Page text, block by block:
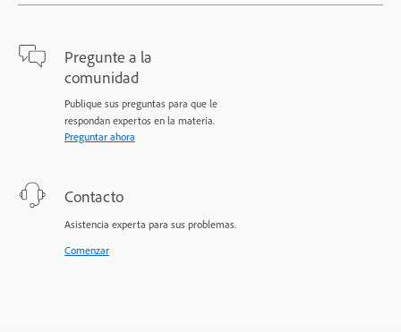
Pregunte a la
comunidad
Publique sus preguntas para que le
respondan expertos en la materia.
Preguntar ahora
Contacto
Asistencia experta para sus problemas.
Comenzar